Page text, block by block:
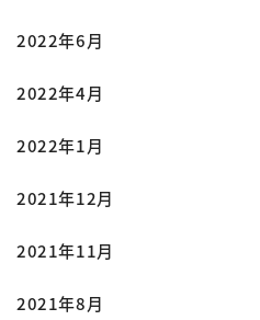
2022年6月
2022年4月
2022年1月
2021年12月
2021年11月
2021年8月